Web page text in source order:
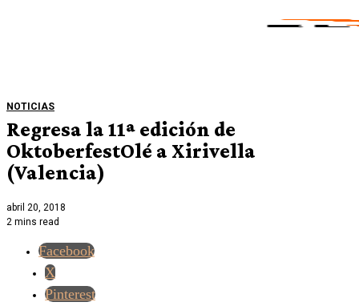
NOTICIAS
Regresa la 11ª edición de
OktoberfestOlé a Xirivella
(Valencia)
abril 20, 2018
2 mins read
Facebook
X
Pinterest